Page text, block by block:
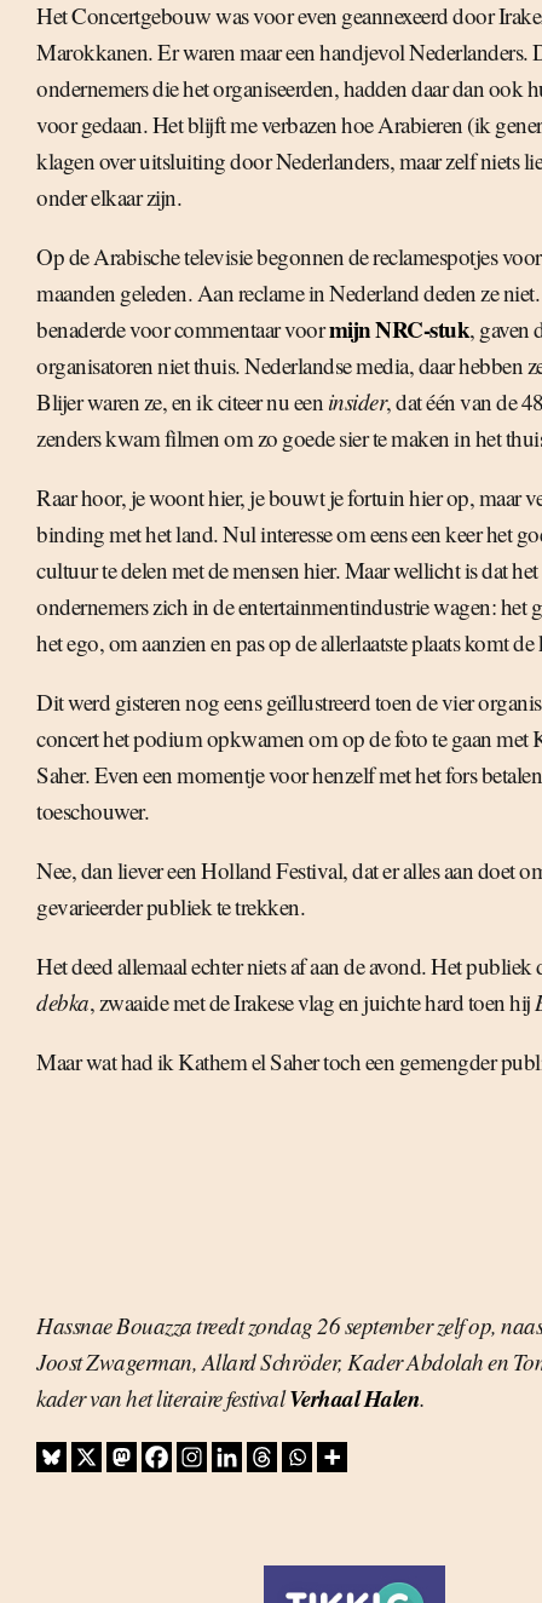
Het Concertgebouw was voor even geannexeerd door
Marokkanen. Er waren maar een handjevol Nederlanders.
ondernemers die het organiseerden, hadden daar dan ook
voor gedaan. Het blijft me verbazen hoe Arabieren (ik
klagen over uitsluiting door Nederlanders, maar zelf niets
onder elkaar zijn.
Op de Arabische televisie begonnen de reclamespotjes
maanden geleden. Aan reclame in Nederland deden ze
benaderde voor commentaar voormijn NRC-stuk, gaven
organisatoren niet thuis. Nederlandse media, daar hebben
Blijer waren ze, en ik citeer nu een insider, dat één van de
zenders kwam filmen om zo goede sier te maken in het
Raar hoor, je woont hier, je bouwt je fortuin hier op, maar
binding met het land. Nul interesse om eens een keer het
cultuur te delen met de mensen hier. Maar wellicht is dat het
ondernemers zich in de entertainmentindustrie wagen: het
het ego, om aanzien en pas op de allerlaatste plaats komt
Dit werd gisteren nog eens geïllustreerd toen de vier
concert het podium opkwamen om op de foto te gaan met
Saher. Even een momentje voor henzelf met het fors
toeschouwer.
Nee, dan liever een Holland Festival, dat er alles aan doet
gevarieerder publiek te trekken.
Het deed allemaal echter niets af aan de avond. Het publiek
debka, zwaaide met de Irakese vlag en juichte hard toen hij
Maar wat had ik Kathem el Saher toch een gemengder
Hassnae Bouazza treedt zondag 26 september zelf op,
Joost Zwagerman, Allard Schröder, Kader Abdolah en
kader van het literaire festivalVerhaal Halen.